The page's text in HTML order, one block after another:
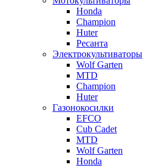
Honda
Champion
Huter
Ресанта
Электрокультиваторы
Wolf Garten
MTD
Champion
Huter
Газонокосилки
EFCO
Cub Cadet
MTD
Wolf Garten
Honda